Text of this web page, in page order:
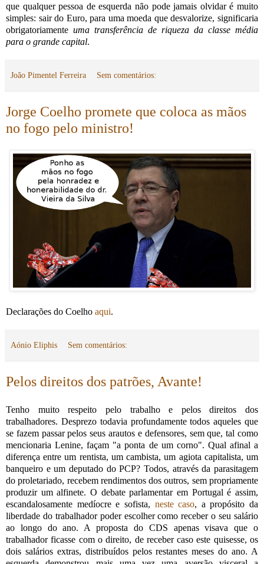
que qualquer pessoa de esquerda não pode jamais olvidar é muito
simples: sair do Euro, para uma moeda que desvalorize, significaria
obrigatoriamente uma transferência de riqueza da classe média
para o grande capital.
João Pimentel Ferreira Sem comentários:
Jorge Coelho promete que coloca as mãos
no fogo pelo ministro!
Declarações do Coelho aqui.
Aónio Eliphis Sem comentários:
Pelos direitos dos patrões, Avante!
Tenho muito respeito pelo trabalho e pelos direitos dos
trabalhadores. Desprezo todavia profundamente todos aqueles que
se fazem passar pelos seus arautos e defensores, sem que, tal como
mencionaria Lenine, façam "a ponta de um corno". Qual afinal a
diferença entre um rentista, um cambista, um agiota capitalista, um
banqueiro e um deputado do PCP? Todos, através da parasitagem
do proletariado, recebem rendimentos dos outros, sem propriamente
produzir um alfinete. O debate parlamentar em Portugal é assim,
escandalosamente medíocre e sofista, neste caso, a propósito da
liberdade do trabalhador poder escolher como receber o seu salário
ao longo do ano. A proposta do CDS apenas visava que o
trabalhador ficasse com o direito, de receber caso este quisesse, os
dois salários extras, distribuídos pelos restantes meses do ano. A